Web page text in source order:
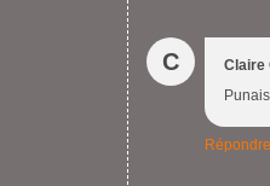
C
Claire
Répondre